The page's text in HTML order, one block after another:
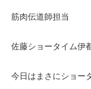
筋肉伝道師担当
佐藤ショータイム伊
今日はまさにショー